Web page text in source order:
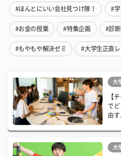
#ほんとにいい会社見つけ隊！ #
#お金の授業 #特集企画 #診断
#もやもや解決ゼミ #大学生正直
大
【
で
由す
大